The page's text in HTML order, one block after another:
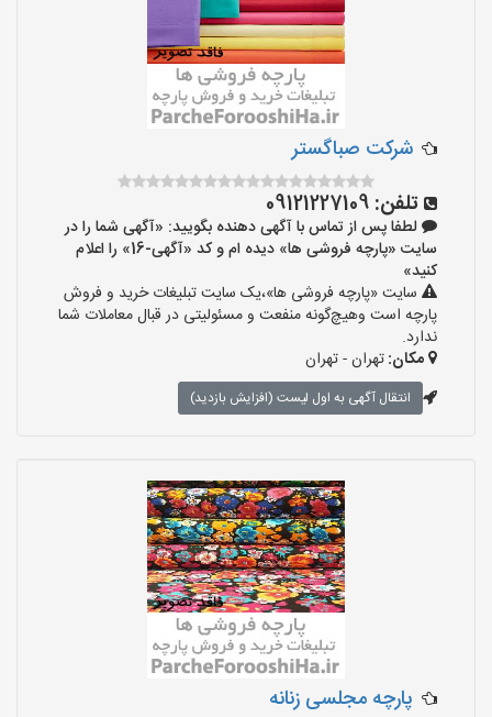
شرکت صباگستر
تلفن: 09121227109
لطفا پس از تماس با آگهی دهنده بگویید: «آگهی شما را در
سایت «پارچه فروشی ها» دیده ام و کد «آگهی-16» را اعلام
کنید»
سایت «پارچه فروشی ها»،یک سایت تبلیغات خرید و فروش
پارچه است وهیچ‌گونه منفعت و مسئولیتی در قبال معاملات شما
ندارد.
مکان:تهران - تهران
انتقال آگهی به اول لیست (افزایش بازدید)
پارچه مجلسی زنانه